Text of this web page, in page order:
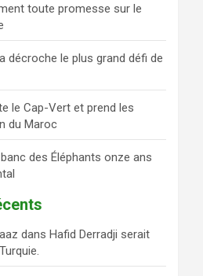
toute promesse sur le
décroche le plus grand défi de
le Cap-Vert et prend les
du Maroc
des Éléphants onze ans
dansHafid Derradji serait